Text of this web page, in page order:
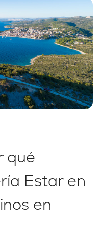
qué
Estar en
en